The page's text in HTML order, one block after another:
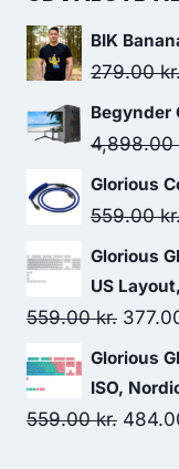
BIK
279.00
Begynder
4,898.00
Glorious
559.00
Glorious
US
559.00kr.
price
was:
Glorious
ISO,
559.00kr.